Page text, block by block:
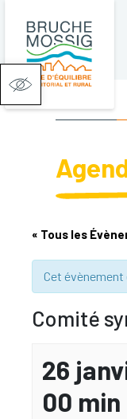
Ouvrir la
« Tous les
Cet
Comité
26
00 min